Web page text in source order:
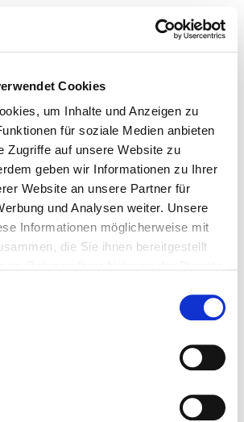
Cookies
um Inhalte und Anzeigen zu
für soziale Medien anbieten
Zugriffe auf unsere Website zu
geben wir Informationen zu Ihrer
Website an unsere Partner für
und Analysen weiter. Unsere
Informationen möglicherweise mit
die Sie ihnen bereitgestellt